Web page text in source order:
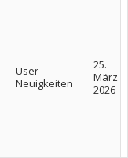
User-
Neuigkeiten
25.
März
2026